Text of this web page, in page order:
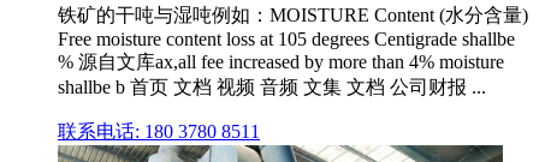
铁矿的干吨与湿吨例如：MOISTURE Content (水分含量)
Free moisture content loss at 105 degrees Centigrade shallbe
% 源自文库ax,all fee increased by more than 4% moisture
shallbe b 首页 文档 视频 音频 文集 文档 公司财报 ...
联系电话: 180 3780 8511